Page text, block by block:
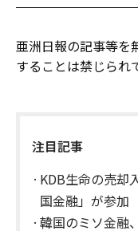
亜洲日報の記事等を
することは禁じられ
注目記事
KDB生命の売却
国金融」が参加
韓国のミソ金融